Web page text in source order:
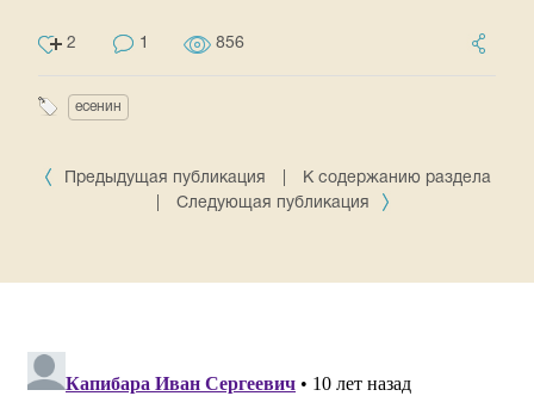
2 1 856
есенин
Предыдущая публикация
К содержанию раздела
Следующая публикация